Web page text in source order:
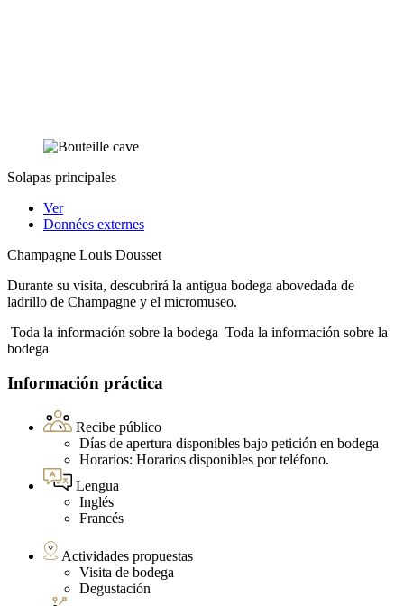
Solapas principales
Ver
Données externes
Champagne Louis Dousset
Durante su visita, descubrirá la antigua bodega abovedada de
ladrillo de Champagne y el micromuseo.
Toda la información sobre la bodega Toda la información sobre la
bodega
Información práctica
Recibe público
Días de apertura disponibles bajo petición en bodega
Horarios: Horarios disponibles por teléfono.
Lengua
Inglés
Francés
Actividades propuestas
Visita de bodega
Degustación